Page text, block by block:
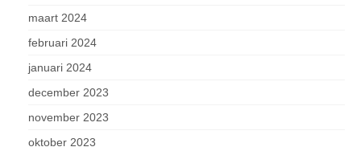
maart 2024
februari 2024
januari 2024
december 2023
november 2023
oktober 2023